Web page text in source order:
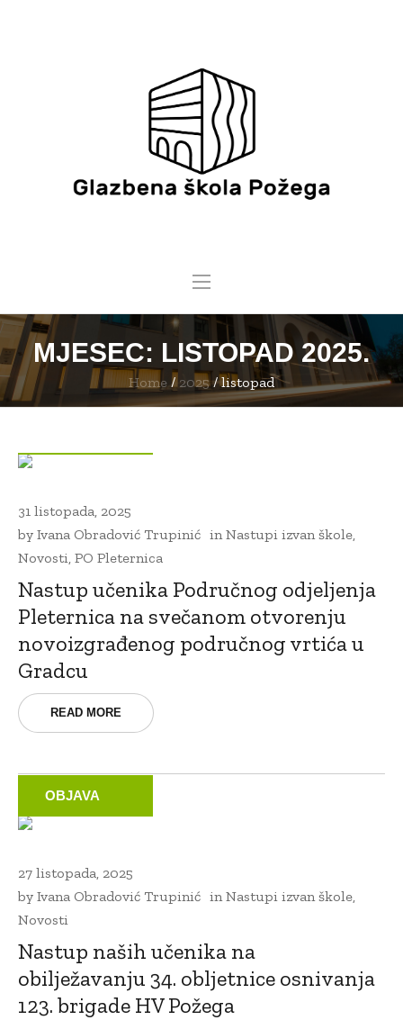
MJESEC: LISTOPAD 2025.
Home /2025 /listopad
31 listopada, 2025
by Ivana Obradović Trupinić inNastupi izvan škole,
Novosti, PO Pleternica
Nastup učenika Područnog odjeljenja
Pleternica na svečanom otvorenju
novoizgrađenog područnog vrtića u
Gradcu
READ MORE
OBJAVA
27 listopada, 2025
by Ivana Obradović Trupinić inNastupi izvan škole,
Novosti
Nastup naših učenika na
obilježavanju 34. obljetnice osnivanja
123. brigade HV Požega